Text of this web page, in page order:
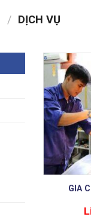
/ DỊCH VỤ
GIA